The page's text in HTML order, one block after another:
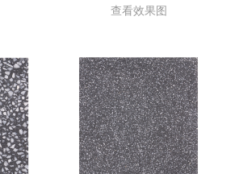
查看效果图